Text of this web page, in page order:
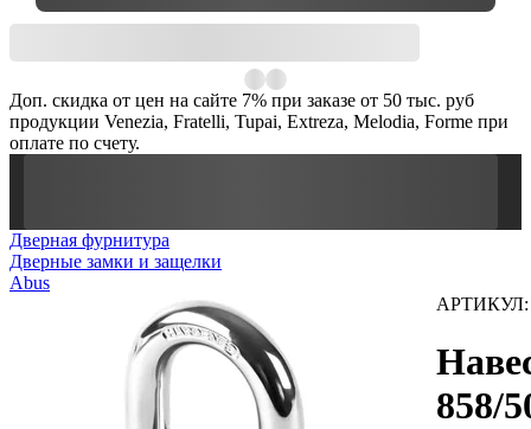
Доп. скидка от цен на сайте 7% при заказе от 50 тыс. руб
продукции Venezia, Fratelli, Tupai, Extreza, Melodia, Forme при
оплате по счету.
Дверная фурнитура
Дверные замки и защелки
Abus
858/